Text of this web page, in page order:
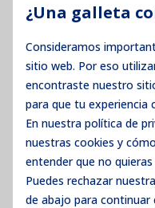
¿Una galleta
Consideramos
sitio web. Por eso
encontraste nuestro
para que tu experiencia
En nuestra política de
nuestras cookies y
entender que no
Puedes rechazar
de abajo para continuar
Precios no
Inicie sesión para
Iniciar